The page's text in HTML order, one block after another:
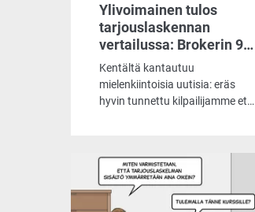
Ylivoimainen tulos
tarjouslaskennan
vertailussa: Brokerin 98
ominaisuutta jättivät
kilpailijan varjoonsa
Kentältä kantautuu
mielenkiintoisia uutisia: eräs
hyvin tunnettu kilpailijamme etsii
asiakkuuksia. Tämä näkyy muun
muassa siinä, että he tarjoavat
laskentaohjelmaansa asiakkaille
käyttöön jopa ilmaiseksi.